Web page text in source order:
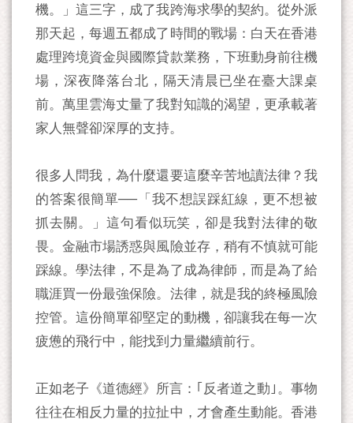
機。」這三字，成了我跨海求學的契約。從外派
那天起，每週五都成了時間的戰場：白天在香港
處理跨境資金與國際貸款業務，下班動身前往機
場，深夜降落台北，隔天清晨已坐在臺大課桌
前。萬里雲海丈量了我對知識的渴望，更承載著
家人無聲卻深厚的支持。
很多人問我，為什麼還要這麼辛苦地讀法律？我
的答案很簡單──「我不想誤踩紅線，更不想被
抓去關。」這句看似玩笑，卻是我對法律的敬
畏。金融市場誘惑與風險並存，稍有不慎就可能
踩線。學法律，不是為了成為律師，而是為了給
職涯買一份最強保險。法律，就是我的終極風險
控管。這份簡單卻堅定的動機，卻讓我在每一次
疲憊的飛行中，能找到力量繼續前行。
正如老子《道德經》所言：｢反者道之動｣。事物
往往在相反力量的拉扯中，才會產生動能。香港